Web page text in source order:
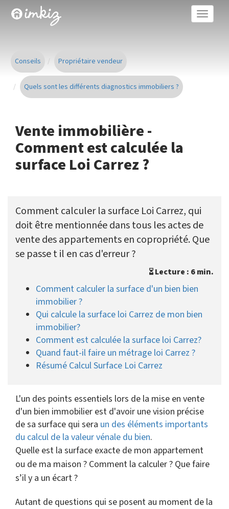
Toggle
Conseils Propriétaire vendeur
Quels sont les différents diagnostics immobiliers ?
Vente immobilière -
Comment est calculée la
surface Loi Carrez ?
Comment calculer la surface Loi Carrez, qui
doit être mentionnée dans tous les actes de
vente des appartements en copropriété. Que
se passe t il en cas d'erreur ?
Lecture : 6 min.
Comment calculer la surface d'un bien bien
immobilier ?
Qui calcule la surface loi Carrez de mon bien
immobilier?
Comment est calculée la surface loi Carrez?
Quand faut-il faire un métrage loi Carrez ?
Résumé Calcul Surface Loi Carrez
L'un des points essentiels lors de la mise en vente
d'un bien immobilier est d'avoir une vision précise
de sa surface qui sera un des éléments importants
du calcul de la valeur vénale du bien.
Quelle est la surface exacte de mon appartement
ou de ma maison ? Comment la calculer ? Que faire
s’il y a un écart ?
Autant de questions qui se posent au moment de la